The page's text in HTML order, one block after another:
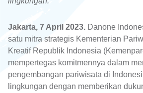
Jakarta, 7 April 2023. Danone
satu mitra strategis Kementerian
Kreatif Republik Indonesia
mempertegas komitmennya dalam
pengembangan pariwisata di
lingkungan dengan memberikan